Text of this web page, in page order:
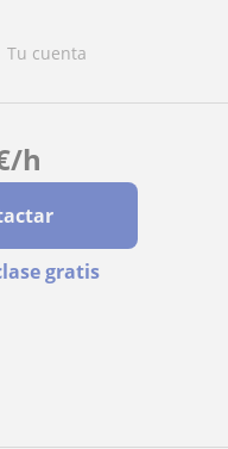
Tu cuenta
/h
gratis